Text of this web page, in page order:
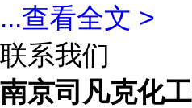
...查看全文 >
联系我们
南京司凡克化